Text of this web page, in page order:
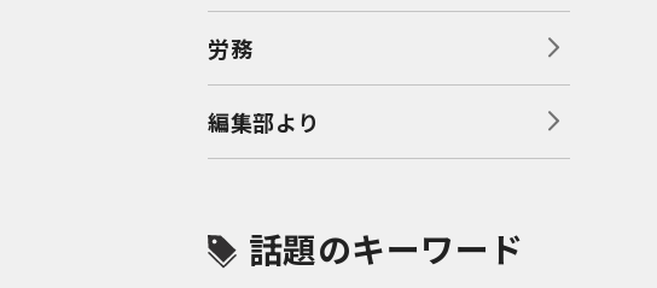
労務
編集部より
話題のキーワード